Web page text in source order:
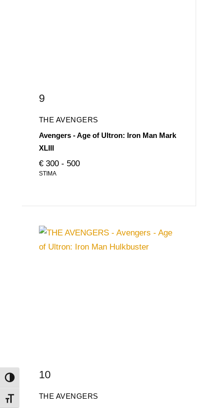
Attiva/disattiva alto contrasto
Attiva/disattiva dimensione testo
9
THE AVENGERS
Avengers - Age of Ultron: Iron Man Mark
XLIII
€ 300 - 500
STIMA
10
THE AVENGERS